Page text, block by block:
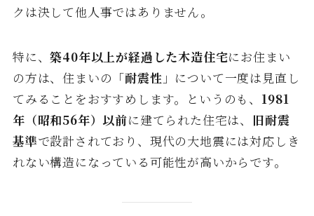
クは決して他人事ではありません。
特に、築40年以上が経過した木造住宅にお住まい
の方は、住まいの「耐震性 」について一度は見直し
てみることをおすすめします。というのも、 1981
年（昭和56年）以前に建てられた住宅は、 旧耐震
基準で設計されており、現代の大地震には対応しき
れない構造になっている可能性が高いからです。